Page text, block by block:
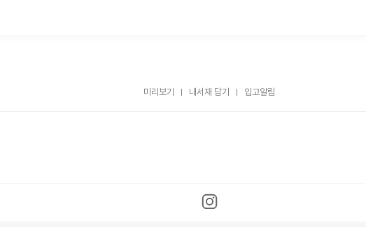
미리보기 내서재 담기 입고알림